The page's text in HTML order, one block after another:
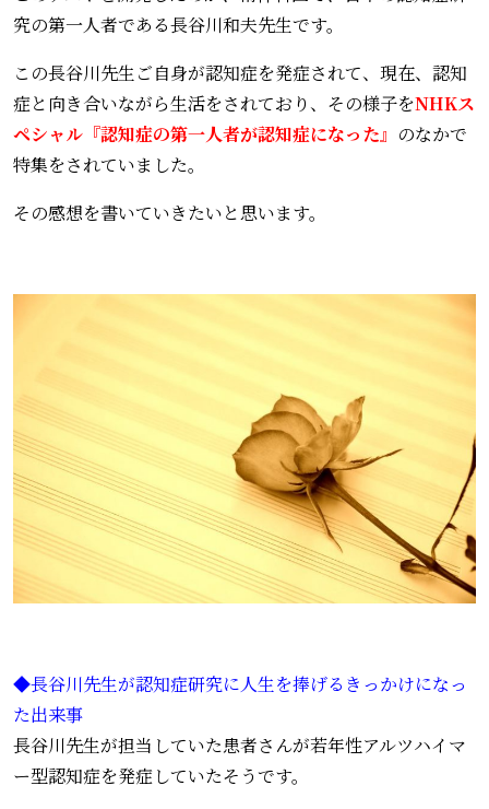
究の第一人者である長谷川和夫先生です。
この長谷川先生ご自身が認知症を発症されて、現在、認知
症と向き合いながら生活をされており、その様子をNHKス
ペシャル『認知症の第一人者が認知症になった』 のなかで
特集をされていました。
その感想を書いていきたいと思います。
◆長谷川先生が認知症研究に人生を捧げるきっかけになっ
た出来事
長谷川先生が担当していた患者さんが若年性アルツハイマ
ー型認知症を発症していたそうです。